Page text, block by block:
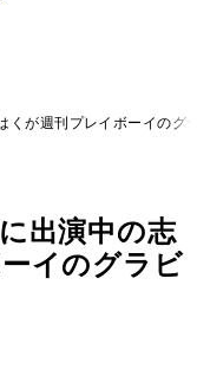
くが週刊プレイボーイのグ
出演中の志
イのグラビ